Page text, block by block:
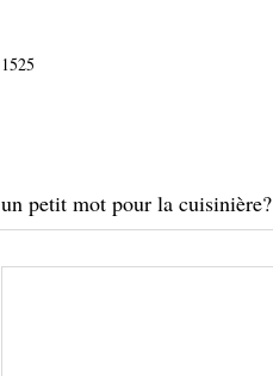
1525
un petit mot pour la cuisinière?